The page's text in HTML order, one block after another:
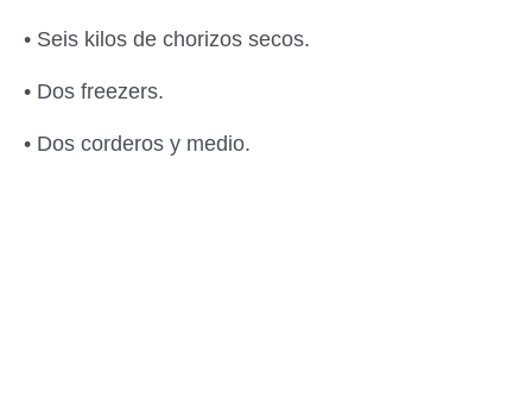
• Seis kilos de chorizos secos.
• Dos freezers.
• Dos corderos y medio.